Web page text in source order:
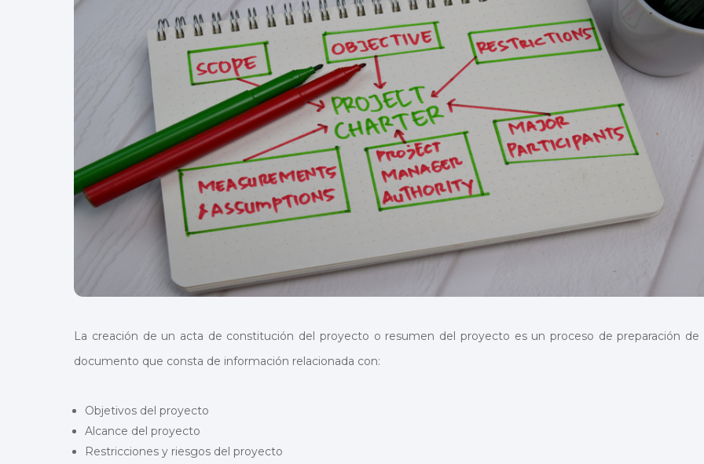
La creación de un acta de constitución del proyecto o resumen del proyecto es un proceso de preparación de
documento que consta de información relacionada con:
Objetivos del proyecto
Alcance del proyecto
Restricciones y riesgos del proyecto